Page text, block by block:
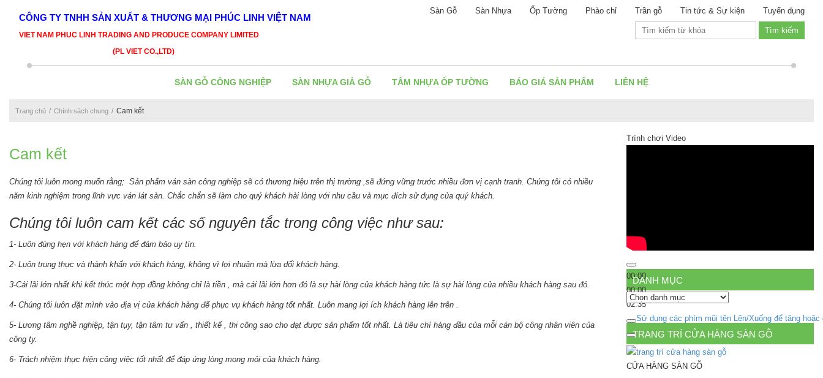
Sàn Gỗ Sàn Nhựa Ốp Tường Phào chỉ Trần gỗ Tin tức & Sự kiện Tuyển dụng
CÔNG TY TNHH SẢN XUẤT & THƯƠNG MẠI PHÚC LINH VIỆT NAM
VIET NAM PHUC LINH TRADING AND PRODUCE COMPANY LIMITED
(PL VIET CO.,LTD)
SÀN GỖ CÔNG NGHIỆP SÀN NHỰA GIẢ GỖ TẤM NHỰA ỐP TƯỜNG BÁO GIÁ SẢN PHẨM LIÊN HỆ
Trang chủ Chính sách chung Cam kết
Cam kết
Chúng tôi luôn mong muốn rằng; Sản phẩm ván sàn công nghiệp sẽ có thương hiệu trên thị trường ,sẽ đứng vững trước nhiều đơn vị cạnh tranh. Chúng tôi có nhiều
năm kinh nghiệm trong lĩnh vực ván lát sàn. Chắc chắn sẽ làm cho quý khách hài lòng với nhu cầu và mục đích sử dụng của quý khách.
Chúng tôi luôn cam kết các số nguyên tắc trong công việc như sau:
1- Luôn đúng hẹn với khách hàng để đảm bảo uy tín.
2- Luôn trung thực và thành khẩn với khách hàng, không vì lợi nhuận mà lừa dối khách hàng.
3-Cái lãi lớn nhất khi kết thúc một hợp đồng không chỉ là tiền , mà cái lãi lớn hơn đó là sự hài lòng của khách hàng tức là sự hài lòng của nhiều khách hàng sau đó.
4- Chúng tôi luôn đặt mình vào địa vị của khách hàng để phục vụ khách hàng tốt nhất. Luôn mang lợi ích khách hàng lên trên .
5- Lương tâm nghề nghiệp, tận tụy, tận tâm tư vấn , thiết kế , thi công sao cho đạt được sản phẩm tốt nhất. Là tiêu chí hàng đầu của mỗi cán bộ công nhân viên của
công ty.
6- Trách nhiệm thực hiện công việc tốt nhất để đáp ứng lòng mong mỏi của khách hàng.
Trình chơi Video
00:00
00:00
02:35
Sử dụng các phím mũi tên Lên/Xuống để tăng
DANH MỤC
Danh
TRANG TRÍ CỬA HÀNG SÀN GỖ
CỬA HÀNG SÀN GỖ